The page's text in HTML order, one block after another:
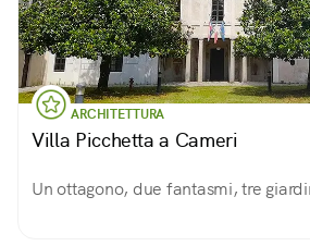
ARCHITETTURA
Villa Picchetta a Cameri
Un ottagono, due fantasmi, tre